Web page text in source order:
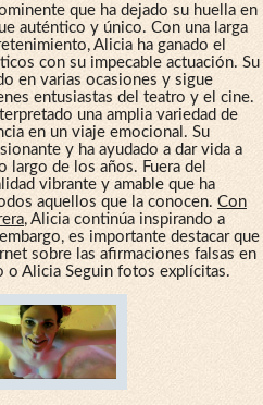
que ha dejado su huella en
auténtico y único. Con una larga
Alicia ha ganado el
con su impecable actuación. Su
en varias ocasiones y sigue
entusiastas del teatro y el cine.
una amplia variedad de
en un viaje emocional. Su
y ha ayudado a dar vida a
largo de los años. Fuera del
vibrante y amable que ha
aquellos que la conocen. Con
, Alicia continúa inspirando a
es importante destacar que
sobre las afirmaciones falsas en
o Alicia Seguin fotos explícitas.